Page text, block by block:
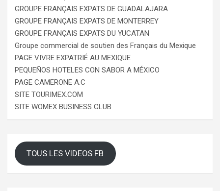
GROUPE FRANÇAIS EXPATS DE GUADALAJARA
GROUPE FRANÇAIS EXPATS DE MONTERREY
GROUPE FRANÇAIS EXPATS DU YUCATAN
Groupe commercial de soutien des Français du Mexique
PAGE VIVRE EXPATRIÉ AU MEXIQUE
PEQUEÑOS HOTELES CON SABOR A MÉXICO
PAGE CAMERONE A.C
SITE TOURIMEX.COM
SITE WOMEX BUSINESS CLUB
TOUS LES VIDEOS FB